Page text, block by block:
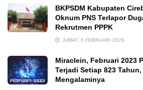
BKPSDM Kabupaten
Oknum PNS Terlapor
Rekrutmen PPPK
JUMAT, 6 FEBRUARI 2026
Miraclein, Februari 2023
Terjadi Setiap 823
Mengalaminya